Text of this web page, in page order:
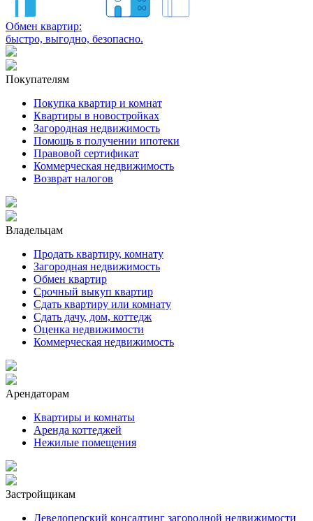
Обмен квартир:
быстро, выгодно, безопасно.
Покупателям
Покупка квартир и комнат
Квартиры в новостройках
Загородная недвижимость
Помощь в получении ипотеки
Правовой сертификат
Коммерческая недвижимость
Возврат налогов
Владельцам
Продать квартиру, комнату
Загородная недвижимость
Обмен квартир
Срочный выкуп квартир
Сдать квартиру или комнату
Сдать дачу, дом, коттедж
Оценка недвижимости
Коммерческая недвижимость
Арендаторам
Квартиры и комнаты
Аренда коттеджей
Нежилые помещения
Застройщикам
Девелоперский консалтинг загородной недвижимости